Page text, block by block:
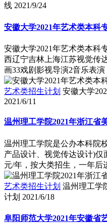
线 2021/9/24
安徽大学2021年艺术类本科
安徽大学2021年艺术类本科
西辽宁吉林上海江苏视觉传
画33戏剧影视导演2音乐表演
艺术类招生计划 安徽大学
2021/6/11
温州理工学院2021年浙江省
温州理工学院是公办本科院
产品设计、视觉传达设计)仅
元/年，按大类招生，一年后
艺术类招生计划 温州理工学
计划 2021/6/18
阜阳师范大学2021年安徽省